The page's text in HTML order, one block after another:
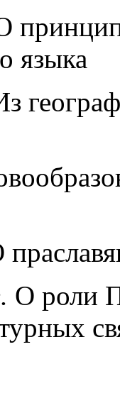
языка
О роли